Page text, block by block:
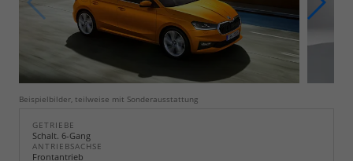
Beispielbilder, teilweise mit Sonderausstattung
GETRIEBE
Schalt. 6-Gang
ANTRIEBSACHSE
Frontantrieb